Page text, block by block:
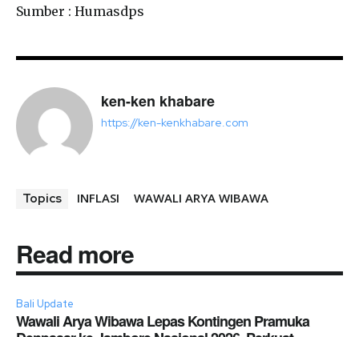
Sumber : Humasdps
ken-ken khabare
https://ken-kenkhabare.com
Topics INFLASI WAWALI ARYA WIBAWA
Read more
Bali Update
Wawali Arya Wibawa Lepas Kontingen Pramuka